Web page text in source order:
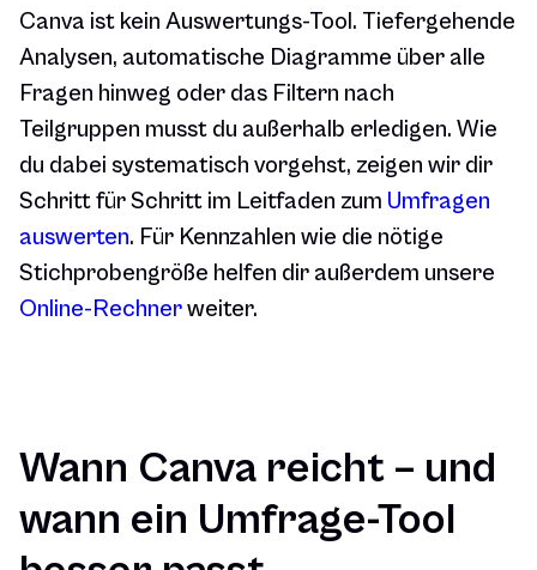
Canva ist kein Auswertungs-Tool. Tiefergehende
Analysen, automatische Diagramme über alle
Fragen hinweg oder das Filtern nach
Teilgruppen musst du außerhalb erledigen. Wie
du dabei systematisch vorgehst, zeigen wir dir
Schritt für Schritt im Leitfaden zum Umfragen
auswerten. Für Kennzahlen wie die nötige
Stichprobengröße helfen dir außerdem unsere
Online-Rechnerweiter.
Wann Canva reicht – und
wann ein Umfrage-Tool